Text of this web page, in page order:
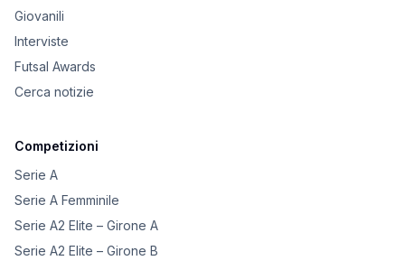
Giovanili
Interviste
Futsal Awards
Cerca notizie
Competizioni
Serie A
Serie A Femminile
Serie A2 Elite – Girone A
Serie A2 Elite – Girone B